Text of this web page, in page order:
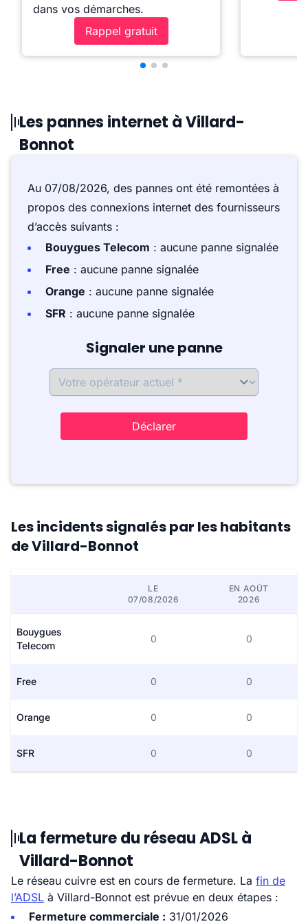
dans vos démarches.
Rappel gratuit
Les pannes internet à Villard-
Bonnot
Au 07/08/2026, des pannes ont été remontées à
propos des connexions internet des fournisseurs
d’accès suivants :
Bouygues Telecom : aucune panne signalée
Free : aucune panne signalée
Orange : aucune panne signalée
SFR : aucune panne signalée
Signaler une panne
Déclarer
Les incidents signalés par les habitants
de Villard-Bonnot
LE
07/08/2026
EN AOÛT
2026
Bouygues
Telecom
0 0
Free 0 0
Orange 0 0
SFR 0 0
La fermeture du réseau ADSL à
Villard-Bonnot
Le réseau cuivre est en cours de fermeture. La fin de
l’ADSL à Villard-Bonnot est prévue en deux étapes :
Fermeture commerciale : 31/01/2026